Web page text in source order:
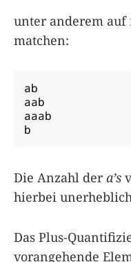
unter anderem auf
matchen:
ab
aab
aaab
b
Die Anzahl dera’s
hierbei
Das Plus-
vorangehende